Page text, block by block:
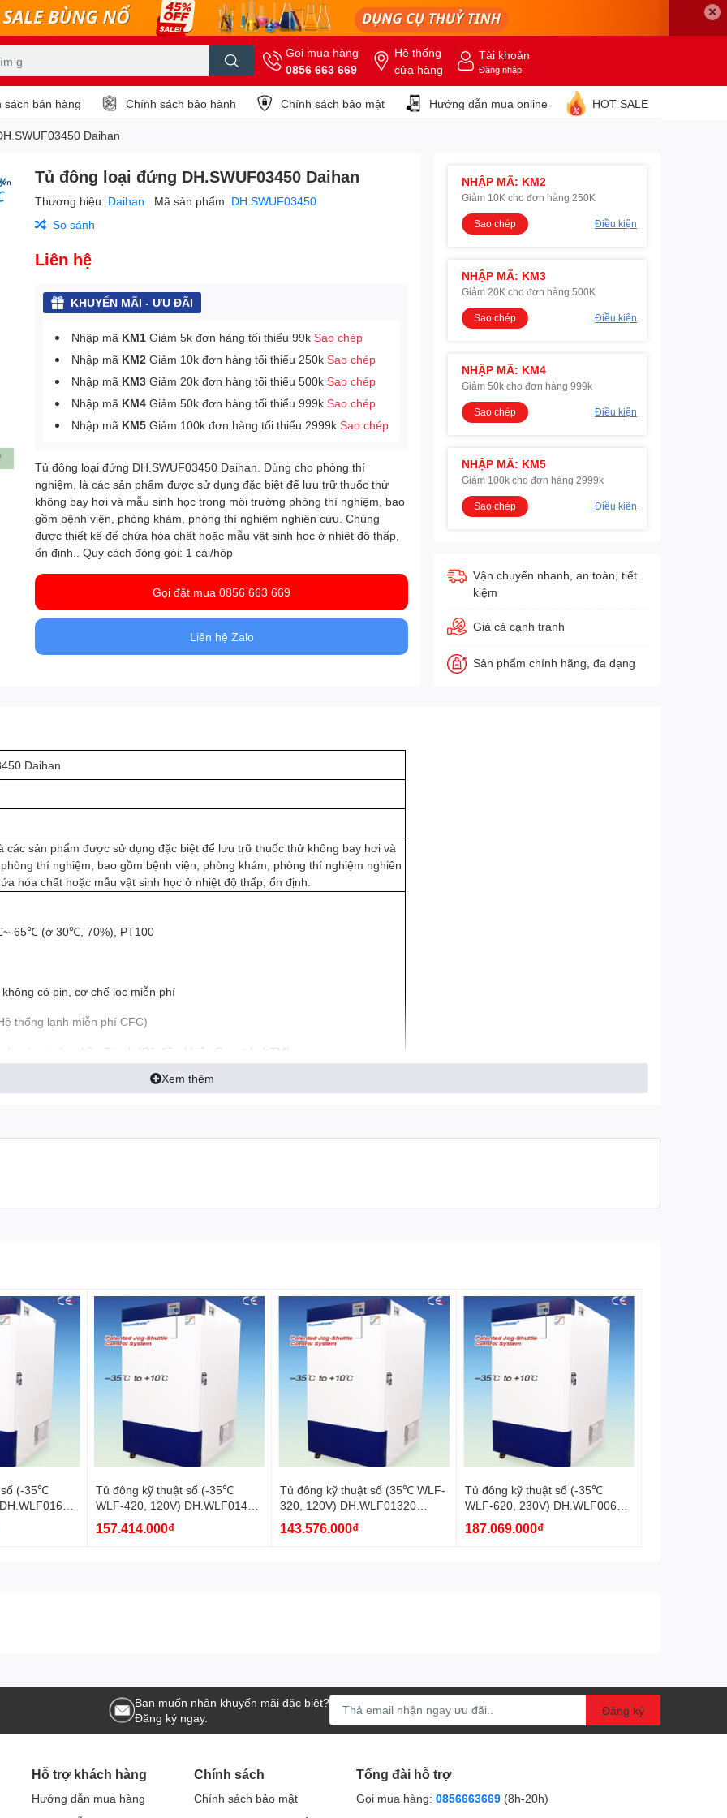
✕
Gọi mua hàng
0856 663 669
Hệ thống
cửa hàng
Tài khoản
Đăng nhập
sách bán hàng Chính sách bảo hành Chính sách bảo mật Hướng dẫn mua online HOT SALE
Daihan
Tủ đông loại đứng DH.SWUF03450 Daihan
Thương hiệu: Daihan Mã sản phẩm: DH.SWUF03450
So sánh
Liên hệ
KHUYẾN MÃI - ƯU ĐÃI
Nhập mã KM1 Giảm 5k đơn hàng tối thiểu 99kSao chép
Nhập mã KM2 Giảm 10k đơn hàng tối thiểu 250kSao chép
Nhập mã KM3 Giảm 20k đơn hàng tối thiểu 500kSao chép
Nhập mã KM4 Giảm 50k đơn hàng tối thiểu 999kSao chép
Nhập mã KM5 Giảm 100k đơn hàng tối thiểu 2999kSao chép
Tủ đông loại đứng DH.SWUF03450 Daihan. Dùng cho phòng thí
nghiệm, là các sản phẩm được sử dụng đặc biệt để lưu trữ thuốc thử
không bay hơi và mẫu sinh học trong môi trường phòng thí nghiệm, bao
gồm bệnh viện, phòng khám, phòng thí nghiệm nghiên cứu. Chúng
được thiết kế để chứa hóa chất hoặc mẫu vật sinh học ở nhiệt độ thấp,
ổn định.. Quy cách đóng gói: 1 cái/hộp
Gọi đặt mua 0856 663 669
Liên hệ Zalo
NHẬP MÃ: KM2
Giảm 10K cho đơn hàng 250K
Sao chép Điều kiện
NHẬP MÃ: KM3
Giảm 20K cho đơn hàng 500K
Sao chép Điều kiện
NHẬP MÃ: KM4
Giảm 50k cho đơn hàng 999k
Sao chép Điều kiện
NHẬP MÃ: KM5
Giảm 100k cho đơn hàng 2999k
Sao chép Điều kiện
Vận chuyển nhanh, an toàn, tiết
kiệm
Giá cả cạnh tranh
Sản phẩm chính hãng, đa dạng
Daihan
các sản phẩm được sử dụng đặc biệt để lưu trữ thuốc thử không bay hơi và
thí nghiệm, bao gồm bệnh viện, phòng khám, phòng thí nghiệm nghiên
hóa chất hoặc mẫu vật sinh học ở nhiệt độ thấp, ổn định.
65℃ (ở 30℃, 70%), PT100
có pin, cơ chế lọc miễn phí
thống lạnh miễn phí CFC)
ứng toàn phần 7 inch (Bộ điều khiển Smart-LabTM)
Xem thêm
số (-35℃
Tủ đông kỹ thuật số (-35℃
WLF-420, 120V) DH.WLF01420
Daihan
157.414.000₫
Tủ đông kỹ thuật số (35℃ WLF-
320, 120V) DH.WLF01320
Daihan
143.576.000₫
Tủ đông kỹ thuật số (-35℃
WLF-620, 230V) DH.WLF00620
Daihan
187.069.000₫
Bạn muốn nhận khuyến mãi đặc biệt?
Đăng ký ngay.
Đăng ký
Hỗ trợ khách hàng
Hướng dẫn mua hàng
Chính sách
Chính sách bảo mật
Tổng đài hỗ trợ
Gọi mua hàng: 0856663669 (8h-20h)